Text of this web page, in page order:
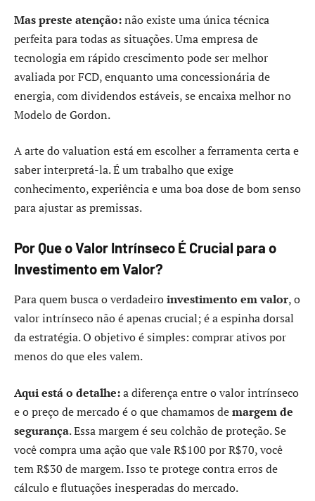
Mas preste atenção:não existe uma única técnica
perfeita para todas as situações. Uma empresa de
tecnologia em rápido crescimento pode ser melhor
avaliada por FCD, enquanto uma concessionária de
energia, com dividendos estáveis, se encaixa melhor no
Modelo de Gordon.
A arte do valuation está em escolher a ferramenta certa e
saber interpretá-la. É um trabalho que exige
conhecimento, experiência e uma boa dose de bom senso
para ajustar as premissas.
Por Que o Valor Intrínseco É Crucial para o
Investimento em Valor?
Para quem busca o verdadeiroinvestimento em valor, o
valor intrínseco não é apenas crucial; é a espinha dorsal
da estratégia. O objetivo é simples: comprar ativos por
menos do que eles valem.
Aqui está o detalhe:a diferença entre o valor intrínseco
e o preço de mercado é o que chamamos demargem de
segurança. Essa margem é seu colchão de proteção. Se
você compra uma ação que vale R$100 por R$70, você
tem R$30 de margem. Isso te protege contra erros de
cálculo e flutuações inesperadas do mercado.